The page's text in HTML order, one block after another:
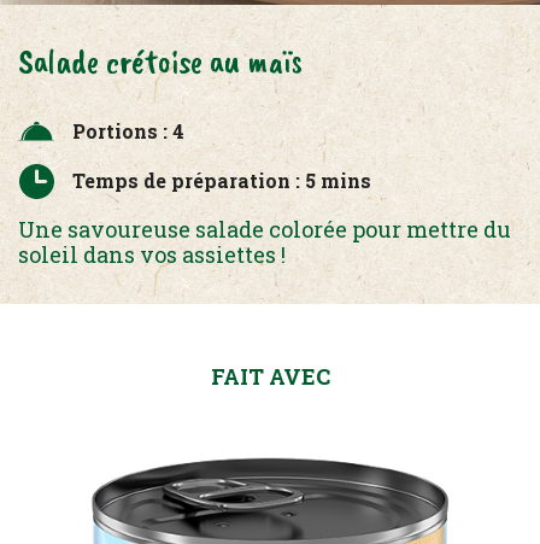
Salade crétoise au maïs
Portions : 4
Temps de préparation : 5 mins
Une savoureuse salade colorée pour mettre du
soleil dans vos assiettes !
FAIT AVEC